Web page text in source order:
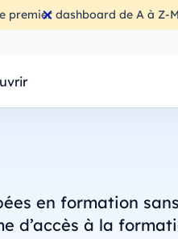
premier dashboard de A à Z-
en formation
d’accès à la